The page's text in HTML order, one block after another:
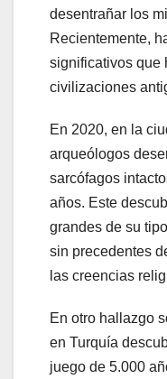
desentrañar los
Recientemente,
significativos que
civilizaciones
En 2020, en la
arqueólogos
sarcófagos
años. Este
grandes de su
sin precedentes
las creencias
En otro hallazgo
en Turquía
juego de 5.000